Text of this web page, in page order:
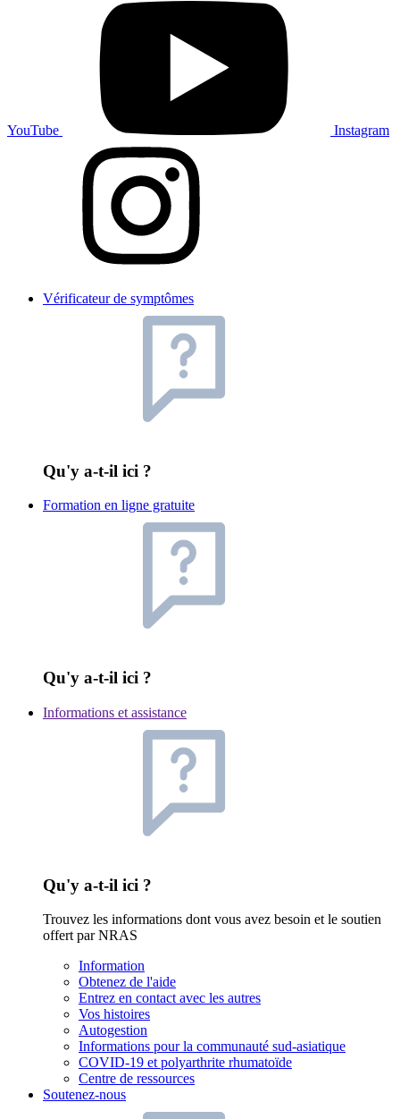
YouTube Instagram
Vérificateur de symptômes
Qu'y a-t-il ici ?
Formation en ligne gratuite
Qu'y a-t-il ici ?
Informations et assistance
Qu'y a-t-il ici ?
Trouvez les informations dont vous avez besoin et le soutien
offert par NRAS
Information
Obtenez de l'aide
Entrez en contact avec les autres
Vos histoires
Autogestion
Informations pour la communauté sud-asiatique
COVID-19 et polyarthrite rhumatoïde
Centre de ressources
Soutenez-nous